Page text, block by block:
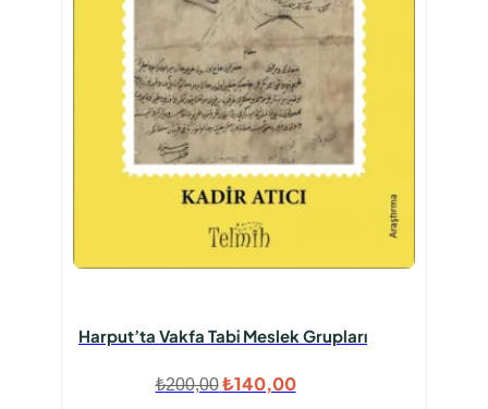
Harput’ta Vakfa Tabi Meslek Grupları
₺200,00 Orijinal
₺140,00Şu